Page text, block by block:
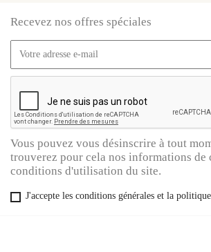
Recevez nos offres spéciales
Vous pouvez vous désinscrire à tout
trouverez pour cela nos informations de
conditions d'utilisation du site.
J'accepte les conditions générales et la